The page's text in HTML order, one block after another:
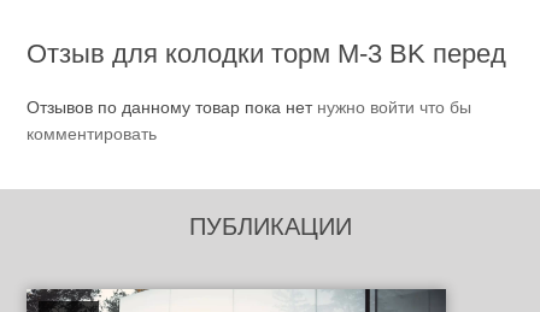
Отзыв для колодки торм М-3 BK перед
Отзывов по данному товар пока нет нужно войти что бы
комментировать
ПУБЛИКАЦИИ